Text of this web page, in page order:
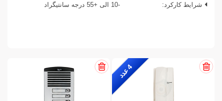
شرایط کارکرد: -10 الی +55 درجه سانتیگراد
4ع
د
د